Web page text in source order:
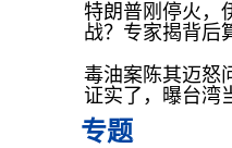
特朗普刚停火，
战？专家揭背后
毒油案陈其迈怒
证实了，曝台湾
专题